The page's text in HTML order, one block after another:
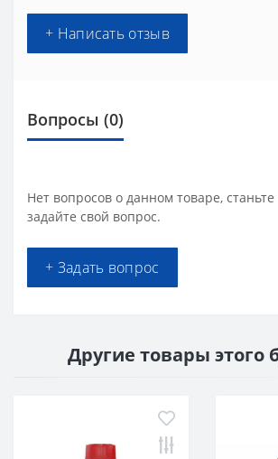
+ Написать отзыв
Вопросы (0)
Нет вопросов о данном товаре,
задайте свой вопрос.
+ Задать вопрос
Другие товары этого